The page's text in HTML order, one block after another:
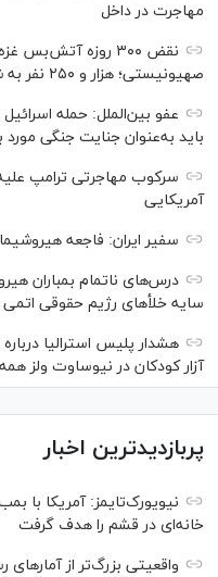
مهاجرت در داخل
نقض ۳۰۰ روزه آتش‌بس
صهیونیستی؛ هزار و ۲۵۰ نفر به شهادت رسیدند
باید به‌عنوان جنایت جنگی مورد
سرکوب مهاجرتی ترامپ
آمریکایی
سفیر ایران: فاجعه
درس‌های ناتمام بمباران
سایه خلأ‌های رژیم حقوقی اتمی
هشدار پلیس استرالیا
آزار کودکان در نیوساوت ولز
پربازدیدترین اخبار
خانه‌ای در قشم را هدف گرفت
واقعیتی بزرگ‌تر از